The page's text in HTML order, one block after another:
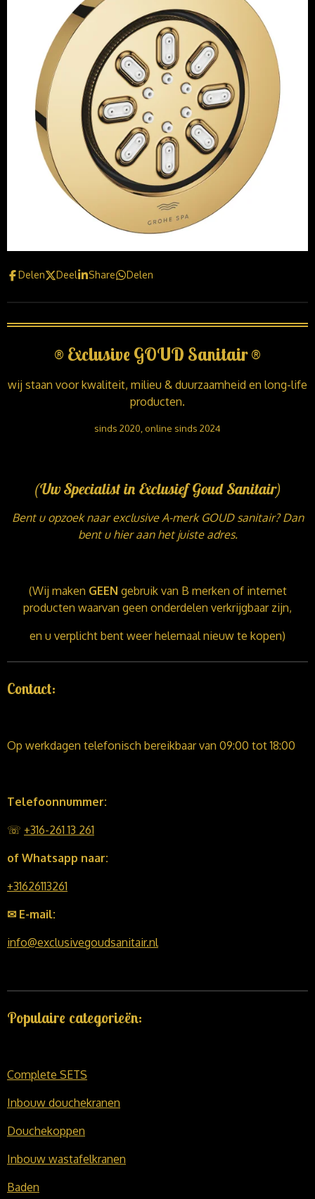
Delen Deel Share Delen
® Exclusive GOUD Sanitair®
wij staan voor kwaliteit, milieu & duurzaamheid en long-life
producten.
sinds 2020, online sinds 2024
(Uw Specialist in Exclusief Goud Sanitair)
Bent u opzoek naar exclusive A-merk GOUD sanitair? Dan
bent u hier aan het juiste adres.
(Wij maken GEEN gebruik van B merken of internet
producten waarvan geen onderdelen verkrijgbaar zijn,
en u verplicht bent weer helemaal nieuw te kopen)
Contact:
Op werkdagen telefonisch bereikbaar van 09:00 tot 18:00
Telefoonnummer:
☏ +316-261 13 261
of Whatsapp naar:
+31626113261
✉ E-mail:
info@exclusivegoudsanitair.nl
Populaire categorieën:
Complete SETS
Inbouw douchekranen
Douchekoppen
Inbouw wastafelkranen
Baden